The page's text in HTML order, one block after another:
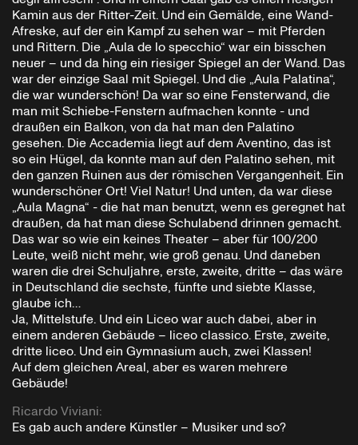
Kamin aus der Ritter-Zeit. Und ein Gemälde, eine Wand-
Afreske, auf der ein Kampf zu sehen war – mit Pferden
und Rittern. Die „Aula de lo specchio“ war ein bisschen
neuer – und da hing ein riesiger Spiegel an der Wand. Das
war der einzige Saal mit Spiegel. Und die „Aula Palatina“,
die war wunderschön! Da war so eine Fensterwand, die
man mit Schiebe-Fenstern aufmachen konnte - und
draußen ein Balkon, von da hat man den Palatino
gesehen. Die Accademia liegt auf dem Aventino, das ist
so ein Hügel, da konnte man auf den Palatino sehen, mit
den ganzen Ruinen aus der römischen Vergangenheit. Ein
wunderschöner Ort! Viel Natur! Und unten, da war diese
„Aula Magna“ - die hat man benutzt, wenn es geregnet hat
draußen, da hat man diese Schulabend drinnen gemacht.
Das war so wie ein keines Theater – aber für 100/200
Leute, weiß nicht mehr, wie groß genau. Und daneben
waren die drei Schuljahre, erste, zweite, dritte – das wäre
in Deutschland die sechste, fünfte und siebte Klasse,
glaube ich…
Ja, Mittelstufe. Und ein Liceo war auch dabei, aber in
einem anderen Gebäude – liceo classico. Erste, zweite,
dritte liceo. Und ein Gymnasium auch, zwei Klassen!
Auf dem gleichen Areal, aber es waren mehrere
Gebäude!
Ricardo Viviani:
Es gab auch andere Künstler – Musiker und so?